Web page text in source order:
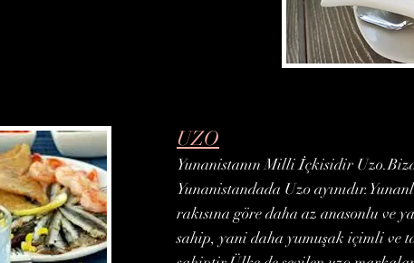
UZO
Yunanistanın Milli İçkisidir
Yunanistandada Uzo
rakısına göre daha az anasonlu ve
sahip, yani daha yumuşak içimli ve